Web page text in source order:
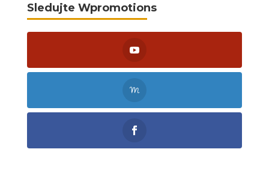
Sledujte Wpromotions